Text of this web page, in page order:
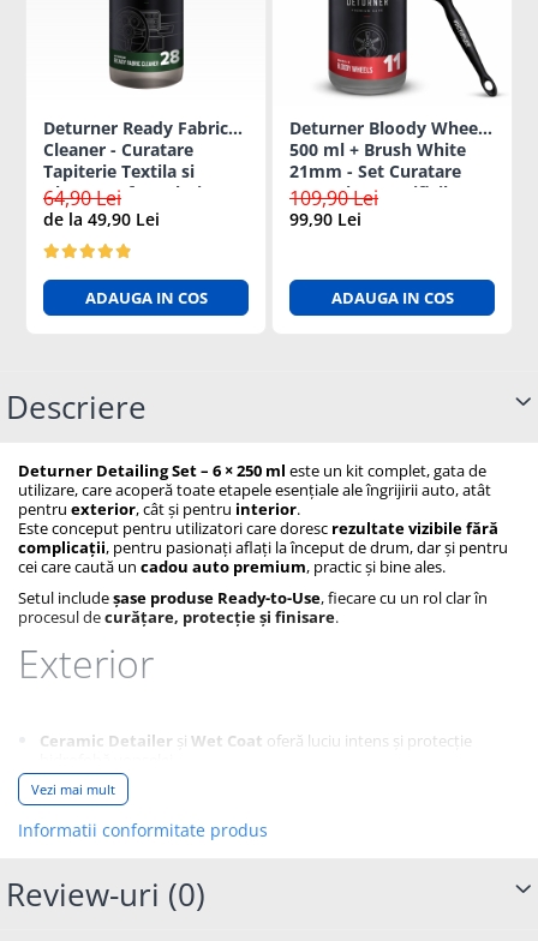
Deturner Ready Fabric
Cleaner - Curatare
Tapiterie Textila si
Alcantara fara Clatire,
Uscare Rapida si Sigura
64,90 Lei
de la 49,90 Lei
ADAUGA IN COS
Deturner Bloody Wheels
500 ml + Brush White
21mm - Set Curatare
Jante si Zone Dificile
109,90 Lei
99,90 Lei
ADAUGA IN COS
Descriere
Deturner Detailing Set – 6 × 250 ml este un kit complet, gata de
utilizare, care acoperă toate etapele esențiale ale îngrijirii auto, atât
pentru exterior, cât și pentru interior.
Este conceput pentru utilizatori care doresc rezultate vizibile fără
complicații, pentru pasionați aflați la început de drum, dar și pentru
cei care caută un cadou auto premium, practic și bine ales.
Setul includeșase produse Ready-to-Use, fiecare cu un rol clar în
procesul decurățare, protecție și finisare.
Exterior
Ceramic Detailer și Wet Coat oferă luciu intens și protecție
Hydro Glass Cleaner
efect hidrofob.
Creamy Tire Dressing conferă anvelopelor un aspect satinat,
Interior
Vezi mai mult
Informatii conformitate produs
Review-uri (0)